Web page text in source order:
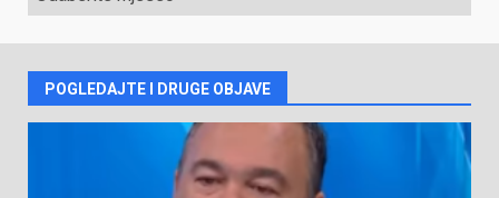
VIJESTI
POGLEDAJTE I DRUGE OBJAVE